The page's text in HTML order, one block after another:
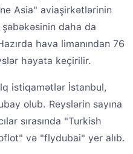
Asia" aviaşirkətlərinin
daha da
hava limanından 76
həyata keçirilir.
istiqamətlər İstanbul,
olub. Reyslərin sayına
sırasında "Turkish
və "flydubai" yer alıb.